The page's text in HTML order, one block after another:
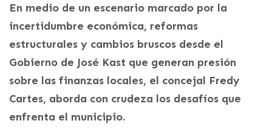
En medio de un escenario marcado por la
incertidumbre económica, reformas
estructurales y cambios bruscos desde el
Gobierno de José Kast que generan presión
sobre las finanzas locales, el concejal Fredy
Cartes, aborda con crudeza los desafíos que
enfrenta el municipio.